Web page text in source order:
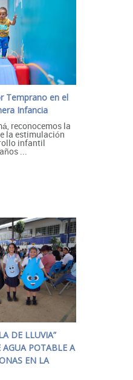
Temprano en el
Infancia
reconocemos la
la estimulación
infantil
...
DE LLUVIA”
AGUA POTABLE A
EN LA